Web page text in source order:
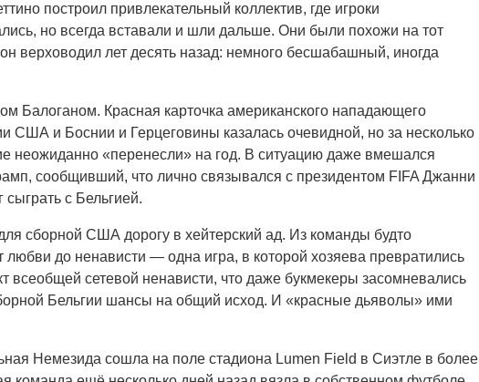
построил привлекательный коллектив, где игроки
но всегда вставали и шли дальше. Они были похожи на тот
верховодил лет десять назад: немного бесшабашный, иногда
Балоганом. Красная карточка американского нападающего
и Боснии и Герцеговины казалась очевидной, но за несколько
неожиданно «перенесли» на год. В ситуацию даже вмешался
сообщивший, что лично связывался с президентом FIFA Джанни
с Бельгией.
сборной США дорогу в хейтерский ад. Из команды будто
до ненависти — одна игра, в которой хозяева превратились
всеобщей сетевой ненависти, что даже букмекеры засомневались
Бельгии шансы на общий исход. И «красные дьяволы» ими
Немезида сошла на поле стадиона Lumen Field в Сиэтле в более